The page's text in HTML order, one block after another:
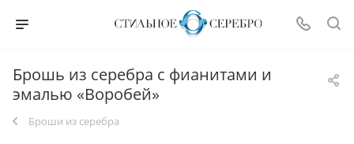
Брошь из серебра с фианитами и
эмалью «Воробей»
Броши из серебра